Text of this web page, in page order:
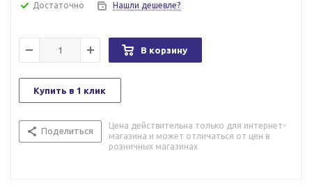
Достаточно Нашли дешевле?
В корзину
Купить в 1 клик
Поделиться
Цена действительна только для интернет-
магазина и может отличаться от цен в
розничных магазинах